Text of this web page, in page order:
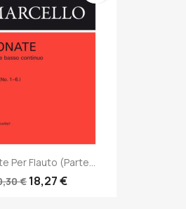
Per Flauto (parte...
€ 18,27 €